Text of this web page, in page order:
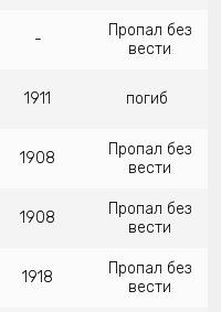
-
Пропал без
вести
1911 погиб
1908
Пропал без
вести
1908
Пропал без
вести
1918
Пропал без
вести